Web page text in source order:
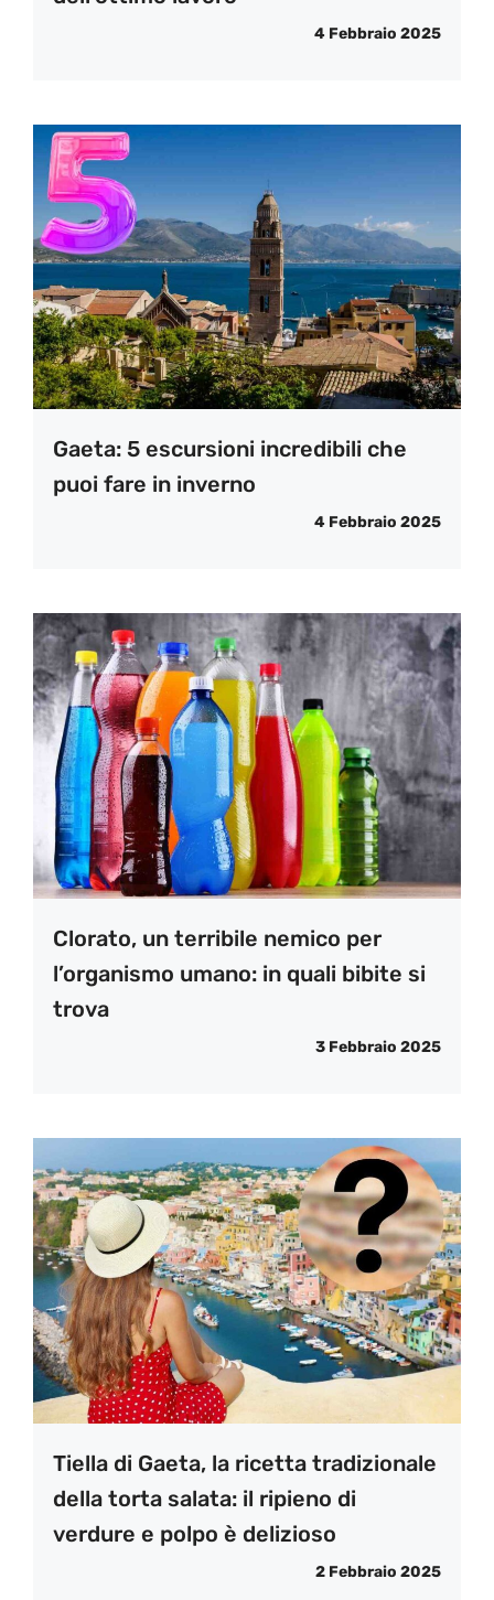
4 Febbraio 2025
Gaeta: 5 escursioni incredibili che
puoi fare in inverno
4 Febbraio 2025
Clorato, un terribile nemico per
l’organismo umano: in quali bibite si
trova
3 Febbraio 2025
Tiella di Gaeta, la ricetta tradizionale
della torta salata: il ripieno di
verdure e polpo è delizioso
2 Febbraio 2025